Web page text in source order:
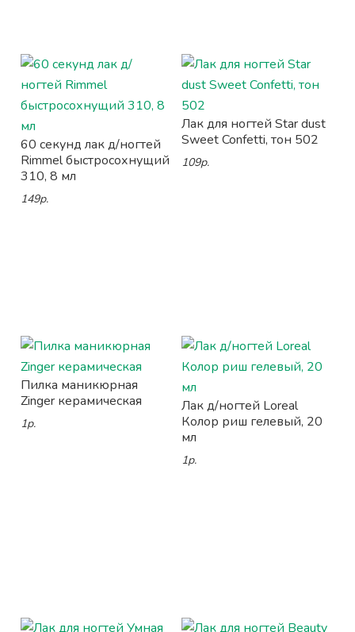
60 секунд лак д/ногтей
Rimmel быстросохнущий
310, 8 мл
149р.
Лак для ногтей Star dust
Sweet Confetti, тон 502
109р.
Пилка маникюрная
Zinger керамическая
1р.
Лак д/ногтей Loreal
Колор риш гелевый, 20
мл
1р.